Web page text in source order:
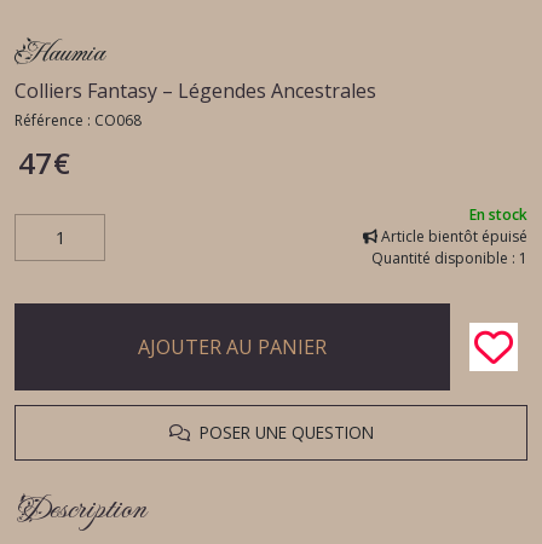
Haumia
Colliers Fantasy – Légendes Ancestrales
Référence : CO068
47€
En stock
Article bientôt épuisé
Quantité disponible : 1
AJOUTER AU PANIER
POSER UNE QUESTION
Description